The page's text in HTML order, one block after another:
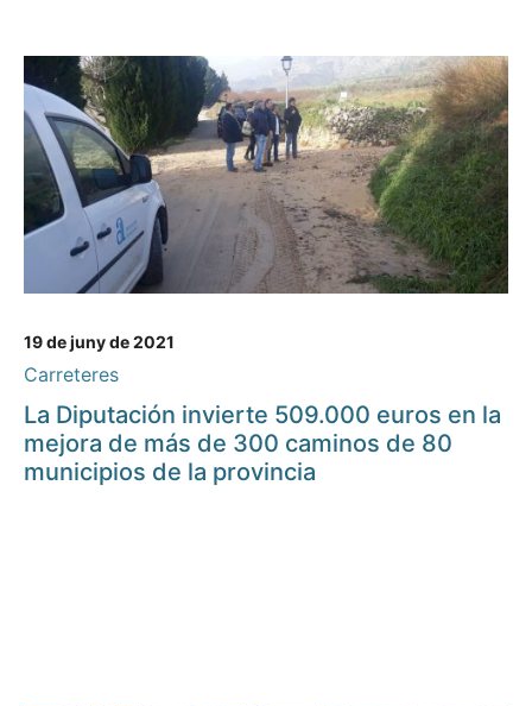
19 de juny de 2021
Carreteres
La Diputación invierte 509.000 euros en la
mejora de más de 300 caminos de 80
municipios de la provincia